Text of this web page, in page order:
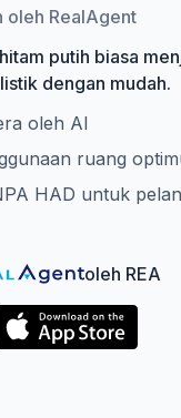
oleh RealAgent
putih biasa
dengan mudah.
oleh AI
ruang
HAD untuk
oleh REA